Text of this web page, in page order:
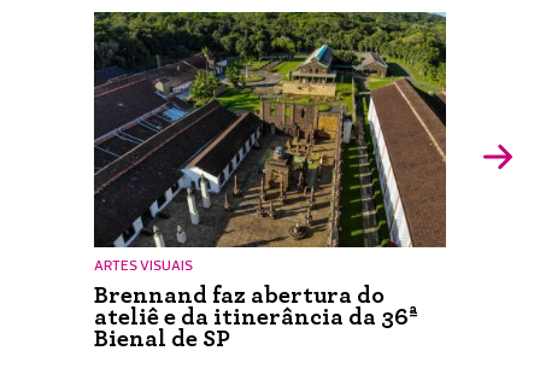
ARTES VISUAIS
Brennand faz abertura do
ateliê e da itinerância da 36ª
Bienal de SP